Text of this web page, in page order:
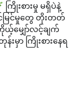
ကြိုးစားမှု မရှိပဲနဲ့
င်မြင်မှုတွေ တိုးတတ်
မျှော်လင့်ချက်
မှာ ကြိုးစားနေရ